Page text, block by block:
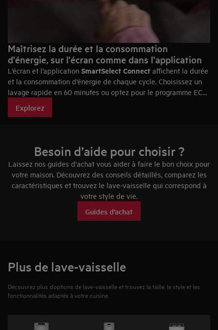
Maîtrisez la durée et la consommation
d'énergie, sur l'écran comme dans l'application
L’écran et l’application SmartSelect Connect affichent la durée
et la consommation d’énergie de chaque cycle. Choisissez un
lavage rapide en 60 minutes ou optez pour le programme ECO
sélectionné, vous obtenez des résultats impeccables.
Explorez
Besoin d’aide pour choisir ?
Laissez nos guides d'achat vous aider à faire le bon choix pour
votre maison. Découvrez des conseils détaillés, comparez les
caractéristiques et trouvez le lave-vaisselle qui correspond à
votre style de vie.
Guides d’achat
Plus de lave-vaisselle
Découvrez plus d’options de lave-vaisselle et trouvez la taille, le style et les
fonctionnalités adaptés à votre cuisine.